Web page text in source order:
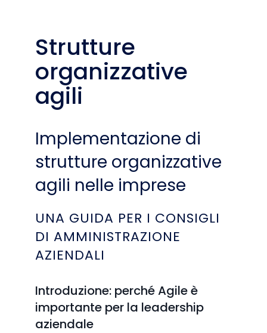
Strutture
organizzative
agili
Implementazione di
strutture organizzative
agili nelle imprese
UNA GUIDA PER I CONSIGLI
DI AMMINISTRAZIONE
AZIENDALI
Introduzione: perché Agile è
importante per la leadership
aziendale